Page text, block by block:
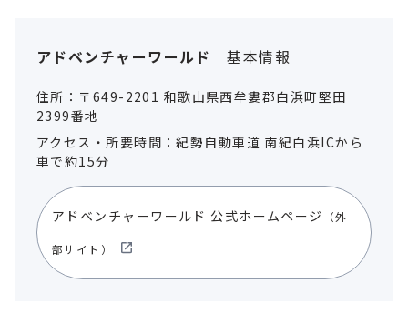
アドベンチャーワールド 基本情報
住所：〒649-2201 和歌山県西牟婁郡白浜町堅田
2399番地
アクセス・所要時間：紀勢自動車道 南紀白浜ICから
車で約15分
アドベンチャーワールド 公式ホームページ （外
部サイト）